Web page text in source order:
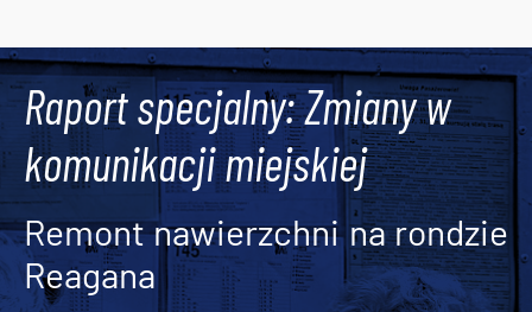
Raport specjalny: Zmiany w
komunikacji miejskiej
Remont nawierzchni na rondzie
Reagana